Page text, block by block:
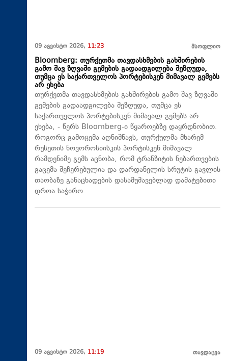
09 აგვისტო 2026, 11:23 მსოფლიო
Bloomberg: თურქეთმა თავდასხმების გახშირების
გამო შავ ზღვაში გემების გადაადგილება შეზღუდა,
თუმცა ეს საქართველოს პორტებისკენ მიმავალ გემებს
არ ეხება
თურქეთმა თავდასხმების გახშირების გამო შავ ზღვაში
გემების გადაადგილება შეზღუდა, თუმცა ეს
საქართველოს პორტებისკენ მიმავალ გემებს არ
ეხება, - წერს Bloomberg-ი წყაროებზე დაყრდნობით.
როგორც გამოცემა აღნიშნავს, თურქულმა მხარემ
რუსეთის ნოვოროსიისკის პორტისკენ მიმავალ
რამდენიმე გემს აცნობა, რომ ტრანზიტის ნებართვების
გაცემა შეჩერებულია და დარდანელის სრუტის გავლის
თაობაზე განაცხადების დასამუშავებლად დამატებითი
დროა საჭირო.
09 აგვისტო 2026, 11:19 თავდაცვა